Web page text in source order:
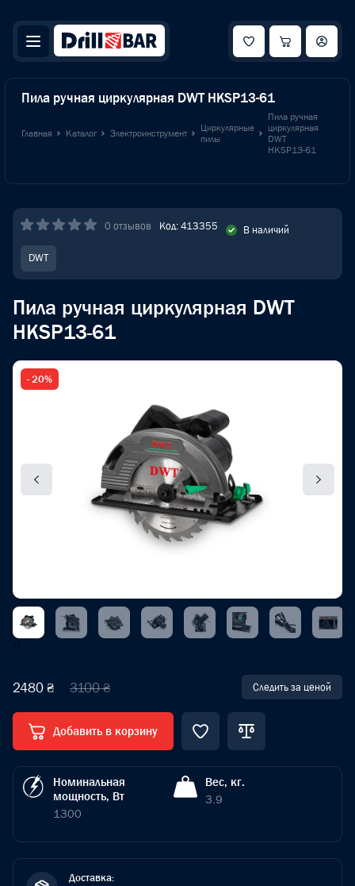
Пила ручная циркулярная DWT HKSP13-61
Главная Каталог Электроинструмент
Циркулярные
пилы
Пила ручная
циркулярная
DWT
HKSP13-61
0 отзывов Код: 413355 В наличий
DWT
Пила ручная циркулярная DWT
HKSP13-61
- 20%
‹›
2480 ₴ 3100 ₴ Следить за ценой
Добавить в корзину
Номинальная
мощность, Вт
1300
Вес, кг.
3.9
Доставка: